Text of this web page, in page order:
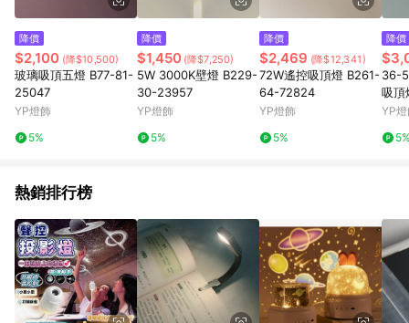
降價
$2,100 (降$10,500)
玻璃吸頂五燈 B77-81-
25047
YP燈飾
5%
降價
$1,450 (降$7,250)
5W 3000K壁燈 B229-
30-23957
YP燈飾
5%
降價
$2,469 (降$12,341)
72W遙控吸頂燈 B261-
64-72824
YP燈飾
5%
降價
36-
吸
2A
YP
熱銷排行榜